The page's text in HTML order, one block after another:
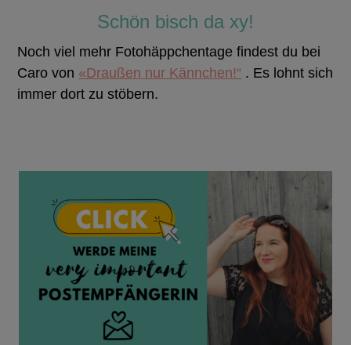
Schön bisch da xy!
Noch viel mehr Fotohäppchentage findest du bei
Caro von «Draußen nur Kännchen!“ . Es lohnt sich
immer dort zu stöbern.